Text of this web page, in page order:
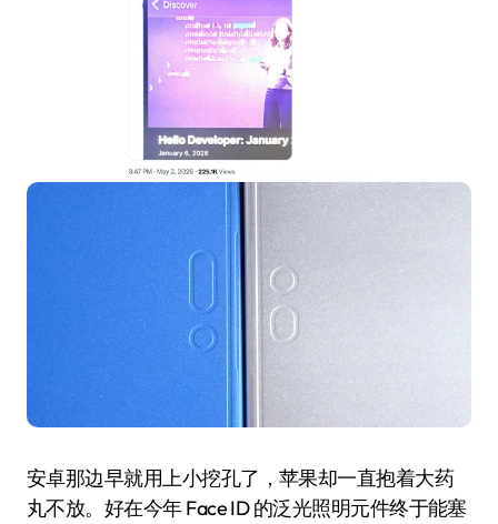
安卓那边早就用上小挖孔了，苹果却一直抱着大药
丸不放。好在今年 Face ID 的泛光照明元件终于能塞